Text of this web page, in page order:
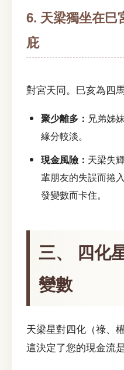
6. 天梁獨坐在巳
庇
對宮天同。巳亥為四
聚少離多： 兄弟姊
緣分較淡。
現金風險： 天梁失
輩朋友的失誤而捲
發變數而卡住。
三、 四化
變數
天梁星對四化（祿、
這決定了您的現金流